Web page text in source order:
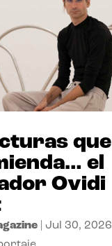
que
el
Ovidi
| Jul 30, 2026